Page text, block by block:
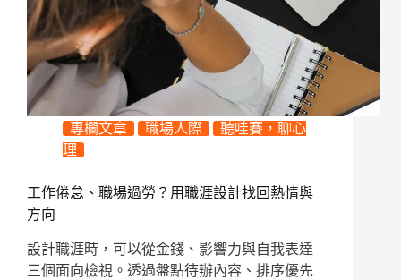
專欄文章 職場人際
聽哇賽，聊心
理
工作倦怠、職場過勞？用職涯設計找回熱情與
方向
設計職涯時，可以從金錢、影響力與自我表達
三個面向檢視。透過盤點待辦內容、排序優先